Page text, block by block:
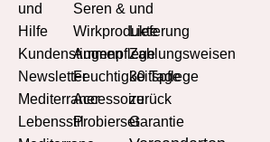
und
Hilfe
Kundenstimmen
Newsletter
Mediterraner
Lebensstil
Seren &
Wirkprodukte
Augenpflege
Feuchtigkeitspflege
Accessoire
Probierset
und
Lieferung
Zahlungsweisen
30 Tage
zurück
Garantie